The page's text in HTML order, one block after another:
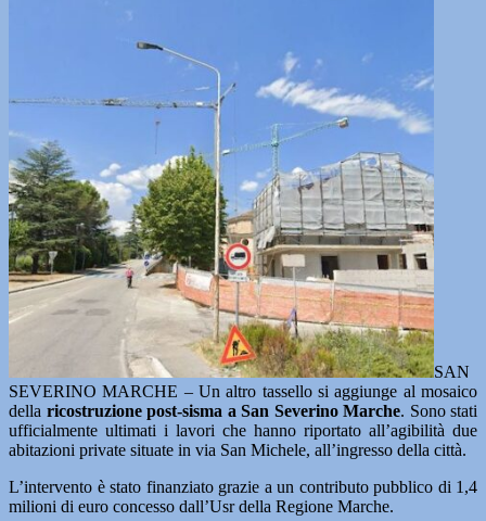
SAN
SEVERINO MARCHE – Un altro tassello si aggiunge al mosaico
della ricostruzione post-sisma a San Severino Marche. Sono stati
ufficialmente ultimati i lavori che hanno riportato all’agibilità due
abitazioni private situate in via San Michele, all’ingresso della città.
L’intervento è stato finanziato grazie a un contributo pubblico di 1,4
milioni di euro concesso dall’Usr della Regione Marche.